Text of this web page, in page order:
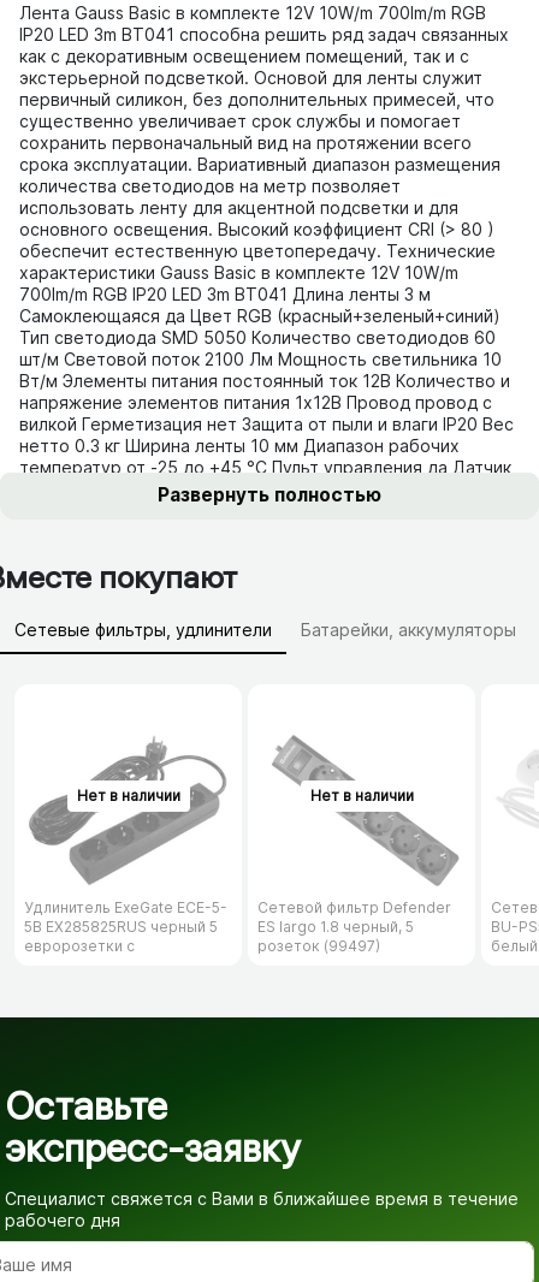
Лента Gauss Basic в комплекте 12V 10W/m 700lm/m RGB
IP20 LED 3m BT041 способна решить ряд задач связанных
как с декоративным освещением помещений, так и с
экстерьерной подсветкой. Основой для ленты служит
первичный силикон, без дополнительных примесей, что
существенно увеличивает срок службы и помогает
сохранить первоначальный вид на протяжении всего
срока эксплуатации. Вариативный диапазон размещения
количества светодиодов на метр позволяет
использовать ленту для акцентной подсветки и для
основного освещения. Высокий коэффициент CRI (> 80 )
обеспечит естественную цветопередачу. Технические
характеристики Gauss Basic в комплекте 12V 10W/m
700lm/m RGB IP20 LED 3m BT041 Длина ленты 3 м
Самоклеющаяся да Цвет RGB (красный+зеленый+синий)
Тип светодиода SMD 5050 Количество светодиодов 60
шт/м Световой поток 2100 Лм Мощность светильника 10
Вт/м Элементы питания постоянный ток 12В Количество и
напряжение элементов питания 1х12В Провод провод с
вилкой Герметизация нет Защита от пыли и влаги IP20 Вес
нетто 0.3 кг Ширина ленты 10 мм Диапазон рабочих
температур от -25 до +45 °С Пульт управления да Датчик
Развернуть полностью
покупают
Сетевые фильтры, удлинители Батарейки, аккумуляторы
Удлинитель ExeGate ECE-5-
5B EX285825RUS черный 5
евророзетки с
Сетевой фильтр Defender
ES largo 1.8 черный, 5
розеток (99497)
BU-
белый
Оставьте
экспресс-заявку
Специалист свяжется с Вами в ближайшее время в течение
рабочего дня